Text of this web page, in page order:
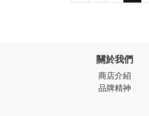
關於我們
商店介紹
品牌精神